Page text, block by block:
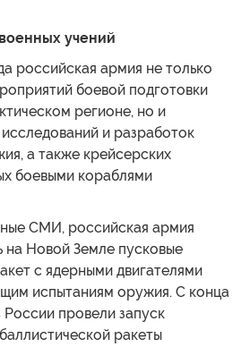
учений
российская армия не только
боевой подготовки
регионе, но и
и разработок
а также крейсерских
боевыми кораблями
СМИ, российская армия
на Новой Земле пусковые
с ядерными двигателями
испытаниям оружия. С конца
провели запуск
ракеты